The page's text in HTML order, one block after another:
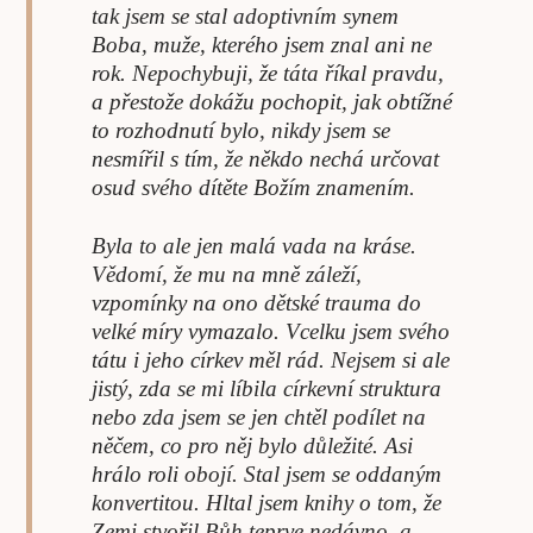
tak jsem se stal adoptivním synem
Boba, muže, kterého jsem znal ani ne
rok. Nepochybuji, že táta ří­kal pravdu,
a přestože dokážu pochopit, jak obtížné
to rozhodnutí bylo, nikdy jsem se
nesmířil s tím, že někdo nechá určovat
osud svého dítěte Božím znamením.
Byla to ale jen malá vada na kráse.
Vědomí, že mu na mně zá­leží,
vzpomínky na ono dětské trauma do
velké míry vymazalo. Vcelku jsem svého
tátu i jeho církev měl rád. Nejsem si ale
jistý, zda se mi líbila církevní struktura
nebo zda jsem se jen chtěl podílet na
něčem, co pro něj bylo důležité. Asi
hrálo roli obojí. Stal jsem se oddaným
konvertitou. Hltal jsem knihy o tom, že